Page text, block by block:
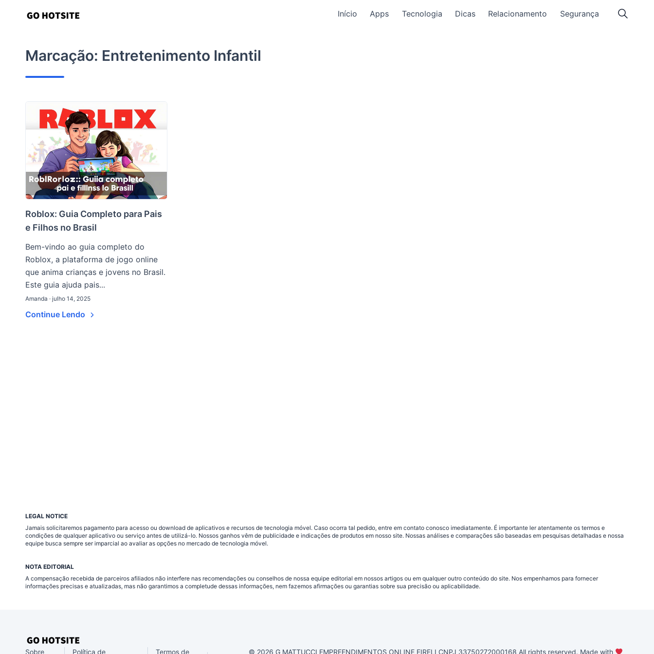
conteúdo
Início Apps Tecnologia Dicas Relacionamento Segurança
Marcação: Entretenimento Infantil
Roblox: Guia Completo para Pais
e Filhos no Brasil
Bem-vindo ao guia completo do
Roblox, a plataforma de jogo online
que anima crianças e jovens no Brasil.
Este guia ajuda pais...
Amanda · julho 14, 2025
Continue Lendo
LEGAL NOTICE
Jamais solicitaremos pagamento para acesso ou download de aplicativos e recursos de tecnologia móvel. Caso ocorra tal pedido, entre em contato conosco imediatamente. É importante ler atentamente os termos e
condições de qualquer aplicativo ou serviço antes de utilizá-lo. Nossos ganhos vêm de publicidade e indicações de produtos em nosso site. Nossas análises e comparações são baseadas em pesquisas detalhadas e nossa
equipe busca sempre ser imparcial ao avaliar as opções no mercado de tecnologia móvel.
NOTA EDITORIAL
A compensação recebida de parceiros afiliados não interfere nas recomendações ou conselhos de nossa equipe editorial em nossos artigos ou em qualquer outro conteúdo do site. Nos empenhamos para fornecer
informações precisas e atualizadas, mas não garantimos a completude dessas informações, nem fazemos afirmações ou garantias sobre sua precisão ou aplicabilidade.
Sobre Política de Termos de © 2026 G MATTUCCI EMPREENDIMENTOS ONLINE EIRELI CNPJ 33750272000168 All rights reserved. Made with